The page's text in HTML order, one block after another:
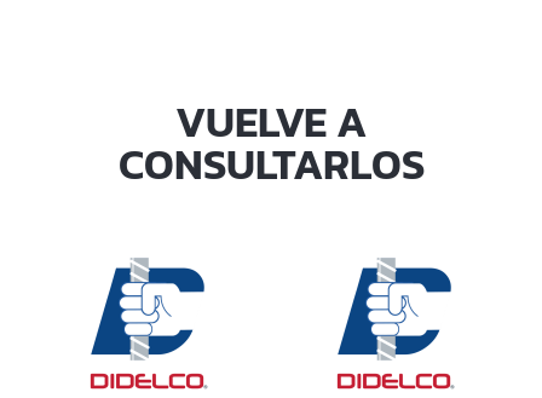
VUELVE A
CONSULTARLOS